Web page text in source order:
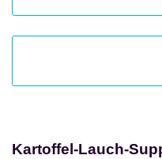
Kartoffel-Lauch-